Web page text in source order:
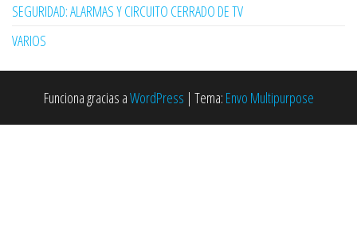
SEGURIDAD: ALARMAS Y CIRCUITO CERRADO DE TV
VARIOS
Funciona gracias aWordPress | Tema: Envo Multipurpose